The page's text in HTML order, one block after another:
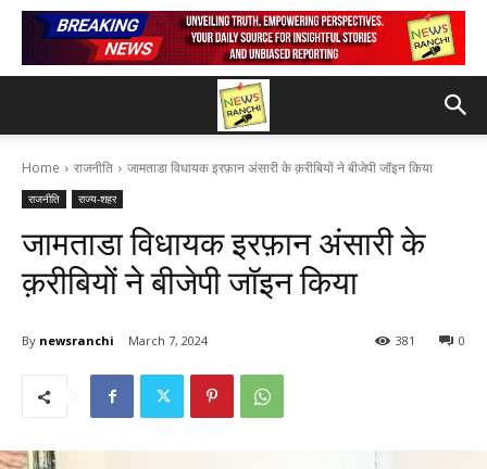
Home राजनीति जामताडा विधायक इरफ़ान अंसारी के क़रीबियों ने बीजेपी जॉइन किया
राजनीति राज्य-शहर
जामताडा विधायक इरफ़ान अंसारी के
क़रीबियों ने बीजेपी जॉइन किया
By newsranchi March 7, 2024 0
381